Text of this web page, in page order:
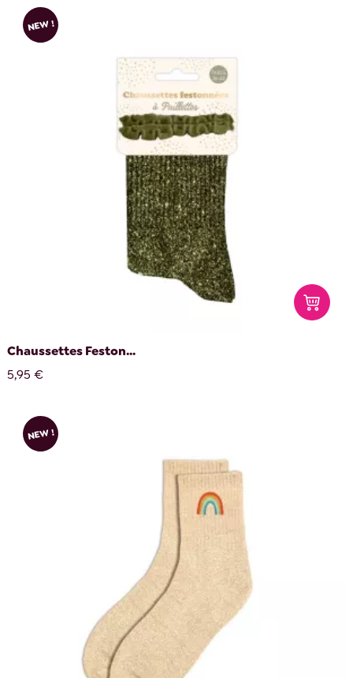
NEW !
Chaussettes Feston...
5,95 €
NEW !